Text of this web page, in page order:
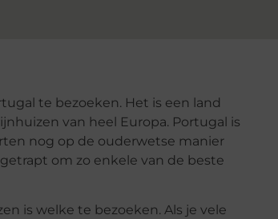
te bezoeken. Het is een land
van heel Europa. Portugal is
nog op de ouderwetse manier
om zo enkele van de beste
is welke te bezoeken. Als je vele